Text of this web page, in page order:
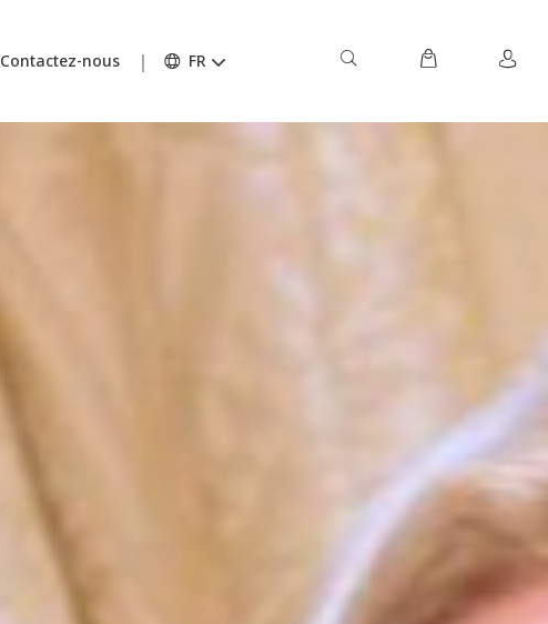
Contactez-nous FR